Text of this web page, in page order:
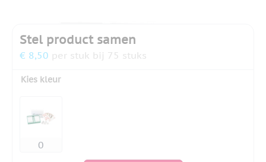
Stel product samen
€ 8,50 per stuk bij 75 stuks
Kies kleur